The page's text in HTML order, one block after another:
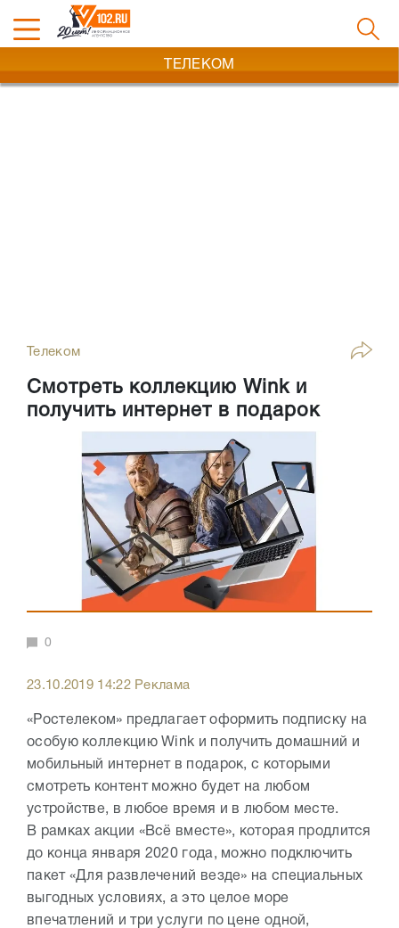
ТЕЛЕКОМ
Телеком
Смотреть коллекцию Wink и
получить интернет в подарок
0
23.10.2019 14:22 Реклама
«Ростелеком» предлагает оформить подписку на
особую коллекцию Wink и получить домашний и
мобильный интернет в подарок, с которыми
смотреть контент можно будет на любом
устройстве, в любое время и в любом месте.
В рамках акции «Всё вместе», которая продлится
до конца января 2020 года, можно подключить
пакет «Для развлечений везде» на специальных
выгодных условиях, а это целое море
впечатлений и три услуги по цене одной,